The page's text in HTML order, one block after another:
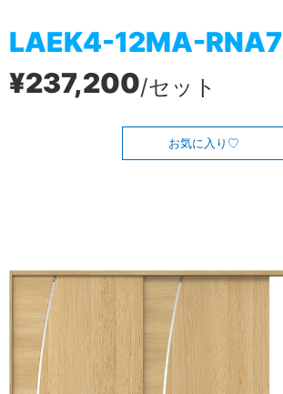
LAEK4-12MA-RNA7
¥237,200/セット
お気に入り